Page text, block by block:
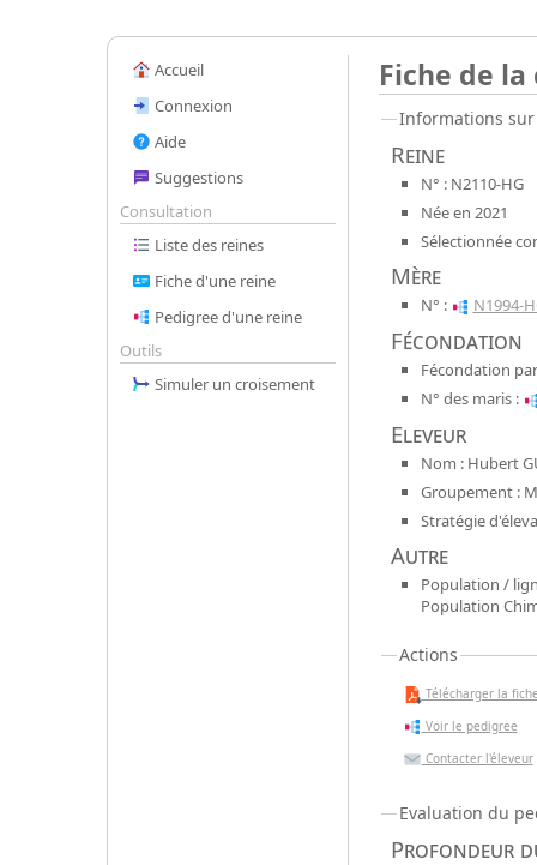
Accueil
Connexion
Aide
Suggestions
Consultation
Liste des reines
Fiche d'une reine
Pedigree d'une reine
Outils
Simuler un croisement
Fiche de la
Informations
Reine
N° : N2110-HG
Née en 2021
Sélectionnée
Mère
N° : N1994-
Fécondation
Fécondation
N° des maris :
Eleveur
Nom : Hubert
Groupement :
Stratégie
Autre
Population /
Population
Actions
Télécharger la
Voir le pedigree
Contacter l'éleveur
Evaluation du
Profondeur